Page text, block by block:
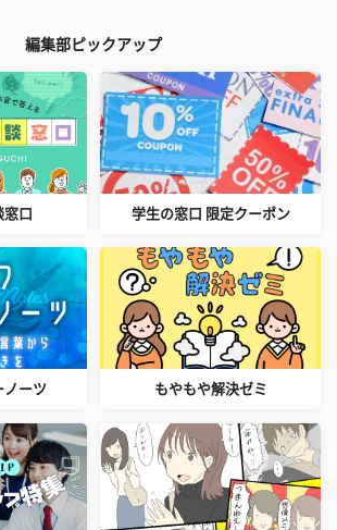
編集部ピックアップ
窓口 学生の窓口 限定クーポン
ノーツ もやもや解決ゼミ